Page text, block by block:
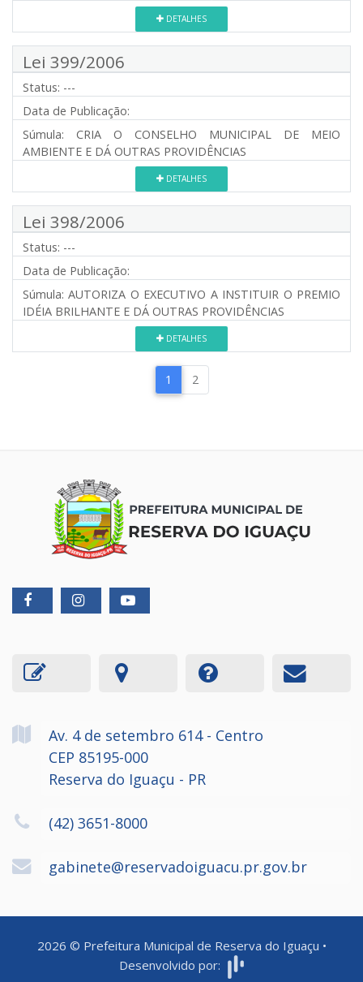
DETALHES
Lei 399/2006
Status: ---
Data de Publicação:
Súmula: CRIA O CONSELHO MUNICIPAL DE MEIO
AMBIENTE E DÁ OUTRAS PROVIDÊNCIAS
DETALHES
Lei 398/2006
Status: ---
Data de Publicação:
Súmula: AUTORIZA O EXECUTIVO A INSTITUIR O PREMIO
IDÉIA BRILHANTE E DÁ OUTRAS PROVIDÊNCIAS
DETALHES
1 2
Av. 4 de setembro 614 - Centro
CEP 85195-000
Reserva do Iguaçu - PR
(42) 3651-8000
gabinete@reservadoiguacu.pr.gov.br
2026 © Prefeitura Municipal de Reserva do Iguaçu •
Desenvolvido por: